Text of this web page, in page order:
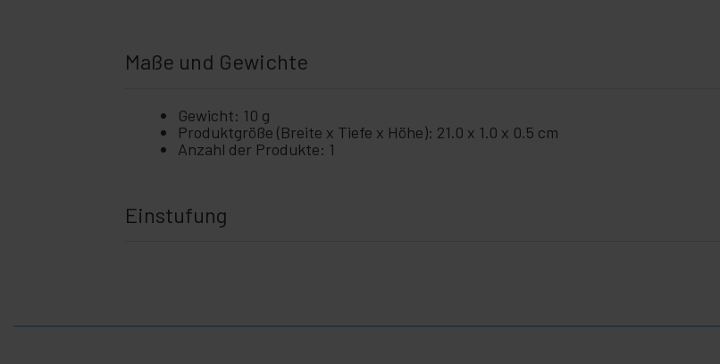
Maße und Gewichte
Gewicht: 10 g
Produktgröße (Breite x Tiefe x Höhe): 21.0 x 1.0 x 0.5 cm
Anzahl der Produkte: 1
Einstufung